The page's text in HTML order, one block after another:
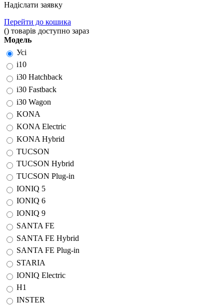
Надіслати заявку
Перейти до кошика
() товарів доступно зараз
Модель
Усі
i10
i30 Hatchback
i30 Fastback
i30 Wagon
KONA
KONA Electric
KONA Hybrid
TUCSON
TUCSON Hybrid
TUCSON Plug-in
IONIQ 5
IONIQ 6
IONIQ 9
SANTA FE
SANTA FE Hybrid
SANTA FE Plug-in
STARIA
IONIQ Electric
H1
INSTER